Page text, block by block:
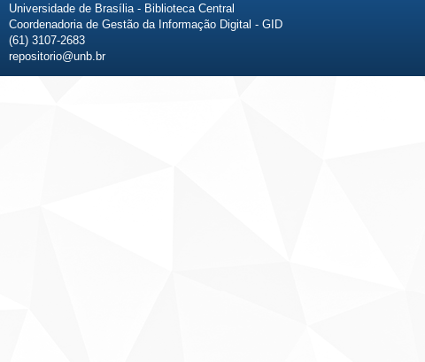
Universidade de Brasília - Biblioteca Central
Coordenadoria de Gestão da Informação Digital - GID
(61) 3107-2683
repositorio@unb.br